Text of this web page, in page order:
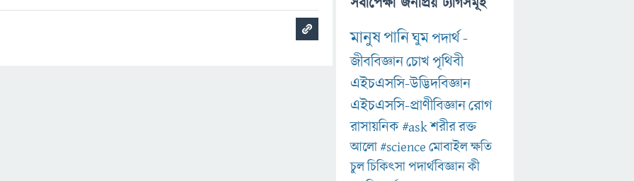
মানুষপানিঘুমপদার্থ-
জীববিজ্ঞানচোখপৃথিবী
এইচএসসি-উদ্ভিদবিজ্ঞান
এইচএসসি-প্রাণীবিজ্ঞানরোগ
রাসায়নিক#askশরীররক্ত
আলো#scienceমোবাইলক্ষতি
চুলচিকিৎসাপদার্থবিজ্ঞানকী